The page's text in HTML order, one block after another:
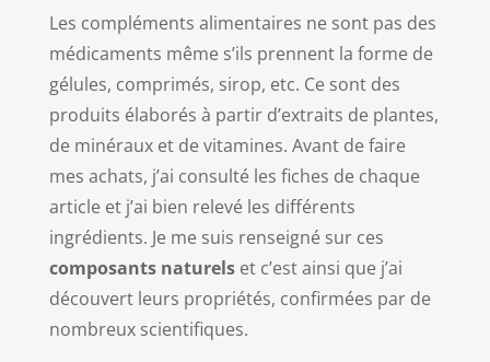
Les compléments alimentaires ne sont pas des
médicaments même s’ils prennent la forme de
gélules, comprimés, sirop, etc. Ce sont des
produits élaborés à partir d’extraits de plantes,
de minéraux et de vitamines. Avant de faire
mes achats, j’ai consulté les fiches de chaque
article et j’ai bien relevé les différents
ingrédients. Je me suis renseigné sur ces
composants naturelset c’est ainsi que j’ai
découvert leurs propriétés, confirmées par de
nombreux scientifiques.